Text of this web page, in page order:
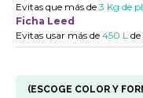
Evitas que más de 3 Kg de
Ficha Leed
Evitas usar más de 450 L de
(ESCOGE COLOR Y